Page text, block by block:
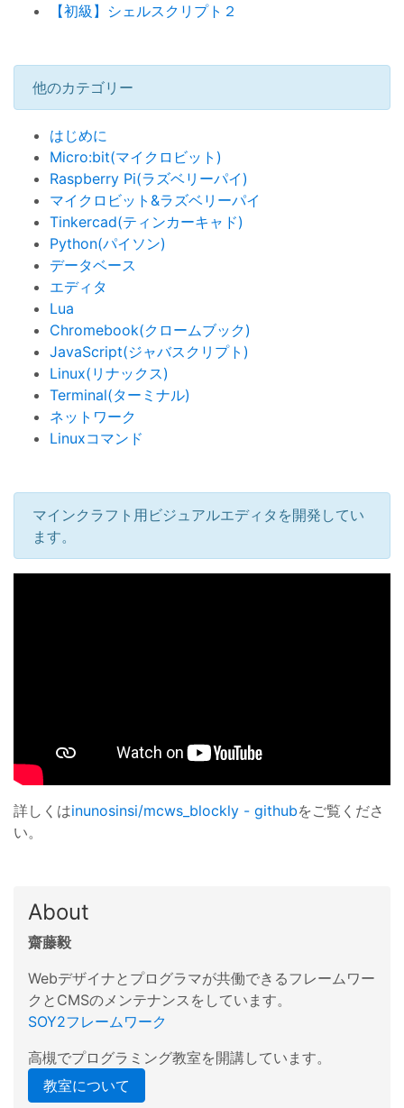
【初級】シェルスクリプト２
他のカテゴリー
はじめに
Micro:bit(マイクロビット)
Raspberry Pi(ラズベリーパイ)
マイクロビット&ラズベリーパイ
Tinkercad(ティンカーキャド)
Python(パイソン)
データベース
エディタ
Lua
Chromebook(クロームブック)
JavaScript(ジャバスクリプト)
Linux(リナックス)
Terminal(ターミナル)
ネットワーク
Linuxコマンド
マインクラフト用ビジュアルエディタを開発してい
ます。
詳しくはinunosinsi/mcws_blockly - githubをご覧くださ
い。
About
齋藤毅
Webデザイナとプログラマが共働できるフレームワー
クとCMSのメンテナンスをしています。
SOY2フレームワーク
高槻でプログラミング教室を開講しています。
教室について